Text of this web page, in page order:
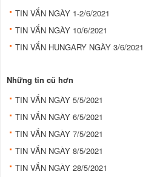
TIN VẮN NGÀY 1-2/6/2021
TIN VẮN NGÀY 10/6/2021
TIN VẮN HUNGARY NGÀY 3/6/2021
Những tin cũ hơn
TIN VẮN NGÀY 5/5/2021
TIN VẮN NGÀY 6/5/2021
TIN VẮN NGÀY 7/5/2021
TIN VẮN NGÀY 8/5/2021
TIN VẮN NGÀY 28/5/2021